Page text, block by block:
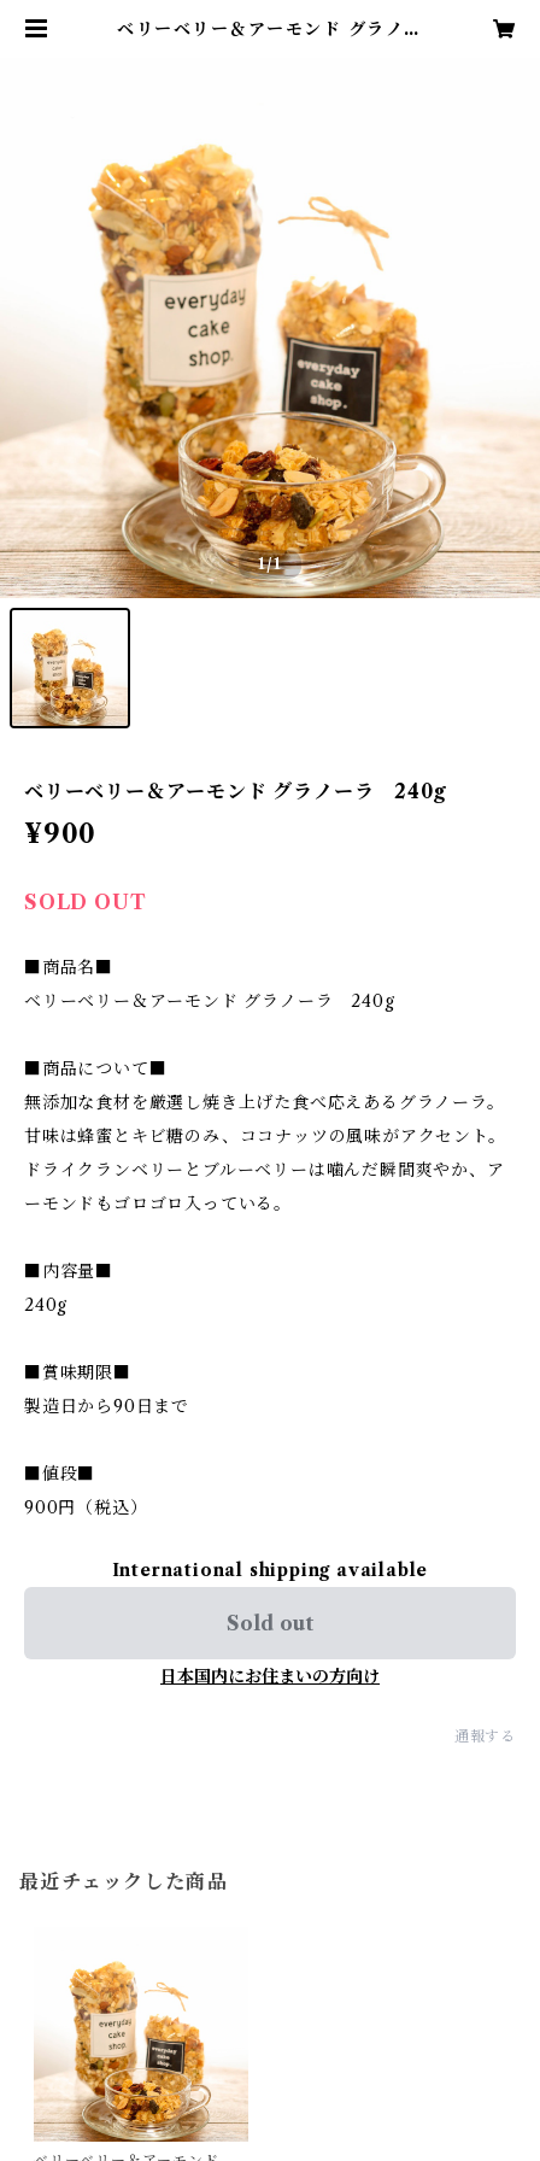
ベリーベリー＆アーモンド グラノー
1/1
ベリーベリー＆アーモンド グラノーラ 240g
¥900
SOLD OUT
■商品名■
ベリーベリー＆アーモンド グラノーラ 240g
■商品について■
無添加な食材を厳選し焼き上げた食べ応えあるグラノーラ。
甘味は蜂蜜とキビ糖のみ、ココナッツの風味がアクセント。
ドライクランベリーとブルーベリーは噛んだ瞬間爽やか、ア
ーモンドもゴロゴロ入っている。
■内容量■
240g
■賞味期限■
製造日から90日まで
■値段■
900円（税込）
International shipping available
Sold out
日本国内にお住まいの方向け
通報する
最近チェックした商品